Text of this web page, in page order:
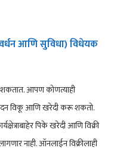
आणि सुविधा) विधेयक
शकतात. आपण कोणत्याही
विकू आणि खरेदी करू शकतो.
पिके खरेदी आणि विक्री
नाही. ऑनलाईन विक्रीलाही